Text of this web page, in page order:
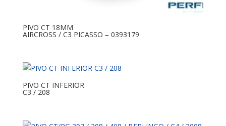
PIVO CT 18MM
AIRCROSS / C3 PICASSO – 0393179
PIVO CT INFERIOR
C3 / 208